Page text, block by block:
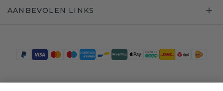
AANBEVOLEN LINKS